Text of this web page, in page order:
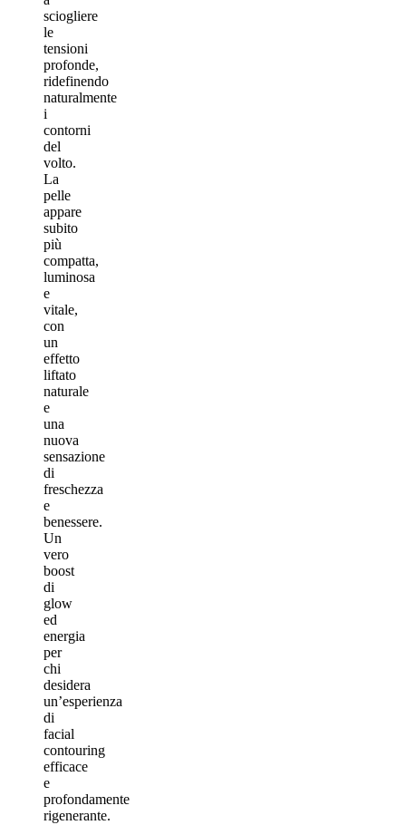
sciogliere
le
tensioni
profonde,
ridefinendo
naturalmente
i
contorni
del
volto.
La
pelle
appare
subito
più
compatta,
luminosa
e
vitale,
con
un
effetto
liftato
naturale
e
una
nuova
sensazione
di
freschezza
e
benessere.
Un
vero
boost
di
glow
ed
energia
per
chi
desidera
un’esperienza
di
facial
contouring
efficace
e
profondamente
rigenerante.